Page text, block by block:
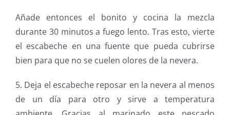
Añade entonces el bonito y cocina la mezcla
durante 30 minutos a fuego lento. Tras esto, vierte
el escabeche en una fuente que pueda cubrirse
bien para que no se cuelen olores de la nevera.
5. Deja el escabeche reposar en la nevera al menos
de un día para otro y sirve a temperatura